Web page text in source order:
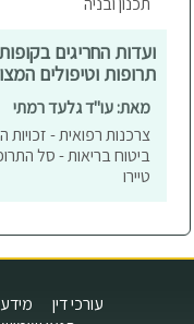
ועדות החריגים
תרופות וטיפולים
מאת: עו"ד גלעד רמתי
צרכנות רפואית - זכויות
ביטוח בריאות - סל
טיירו
עורכי דין